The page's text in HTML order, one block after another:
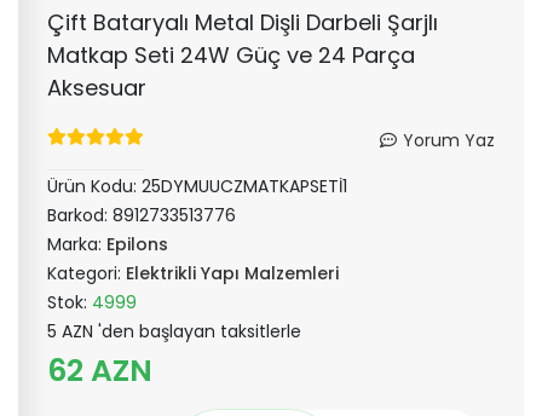
Çift Bataryalı Metal Dişli Darbeli Şarjlı
Matkap Seti 24W Güç ve 24 Parça
Aksesuar
Yorum Yaz
Ürün Kodu: 25DYMUUCZMATKAPSETİ1
Barkod: 8912733513776
Marka: Epilons
Kategori: Elektrikli Yapı Malzemleri
Stok: 4999
5 AZN 'den başlayan taksitlerle
62 AZN